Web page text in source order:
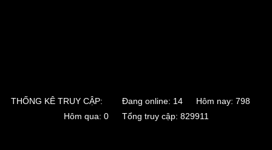
THỐNG KÊ TRUY CẬP:
Đang online: 14 Hôm nay: 798
Hôm qua: 0 Tổng truy cập: 829911